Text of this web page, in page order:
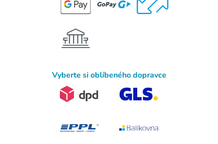
Vyberte si oblíbeného dopravce